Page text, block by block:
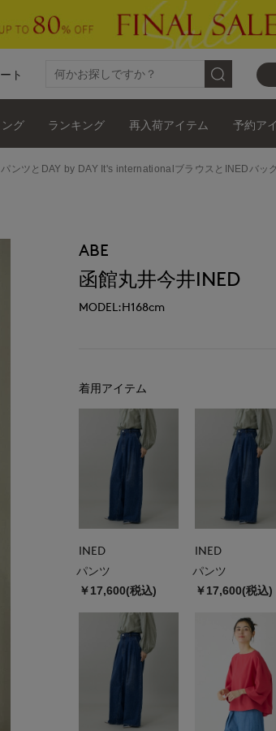
ト
グ ランキング 再入荷アイテム 予約ア
ンツとDAY by DAY It's internationalブラウスとINEDバッ
ABE
函館丸井今井INED
MODEL:H168cm
着用アイテム
INED
パンツ
￥17,600(税込)
INED
パンツ
￥17,600(税込)